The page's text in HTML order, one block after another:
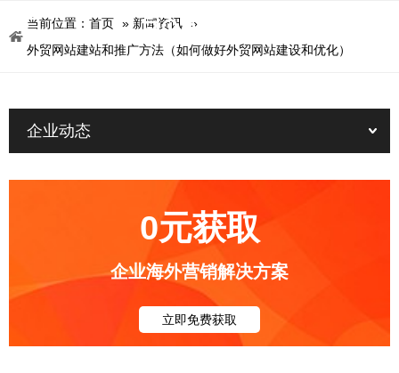
当前位置： 首页 » 新闻资讯 »
外贸网站建站和推广方法（如何做好外贸网站建设和优化）
企业动态
0元获取
企业海外营销解决方案
立即免费获取